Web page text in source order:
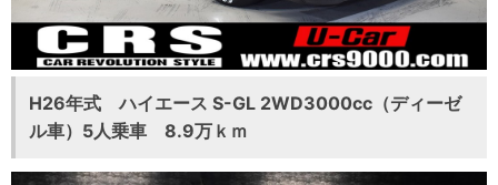
H26年式 ハイエース S-GL 2WD3000cc（ディーゼ
ル車）5人乗車 8.9万ｋｍ